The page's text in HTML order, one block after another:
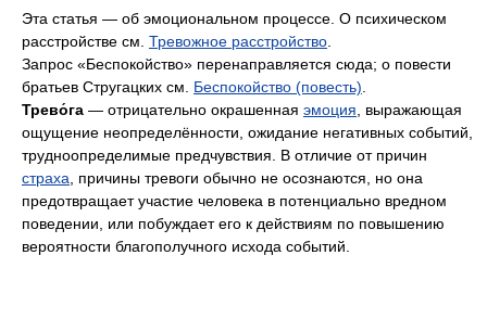
Эта статья — об эмоциональном процессе. О психическом
расстройстве см. Тревожное расстройство
Запрос «Беспокойство» перенаправляется сюда; о повести
братьев Стругацких см. Беспокойство (повесть)
Трево́га — отрицательно окрашенная эмоция , выражающая
ощущение неопределённости, ожидание негативных событий,
трудноопределимые предчувствия. В отличие от причин
страха , причины тревоги обычно не осознаются, но она
предотвращает участие человека в потенциально вредном
поведении, или побуждает его к действиям по повышению
вероятности благополучного исхода событий.